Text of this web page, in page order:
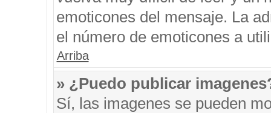
emoticones del mensaje. La
el número de emoticones a
Arriba
» ¿Puedo publicar
Sí, las imagenes se pueden